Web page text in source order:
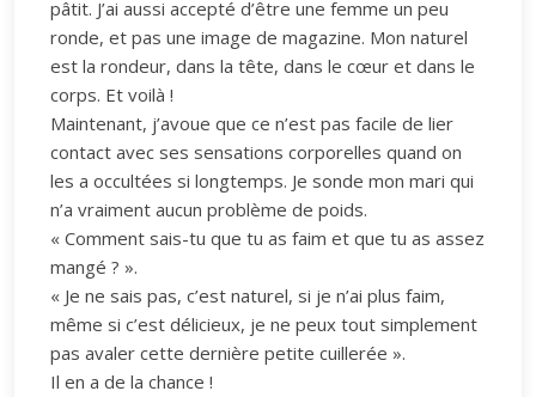
pâtit. J’ai aussi accepté d’être une femme un peu
ronde, et pas une image de magazine. Mon naturel
est la rondeur, dans la tête, dans le cœur et dans le
corps. Et voilà !
Maintenant, j’avoue que ce n’est pas facile de lier
contact avec ses sensations corporelles quand on
les a occultées si longtemps. Je sonde mon mari qui
n’a vraiment aucun problème de poids.
« Comment sais-tu que tu as faim et que tu as assez
mangé ? ».
« Je ne sais pas, c’est naturel, si je n’ai plus faim,
même si c’est délicieux, je ne peux tout simplement
pas avaler cette dernière petite cuillerée ».
Il en a de la chance !